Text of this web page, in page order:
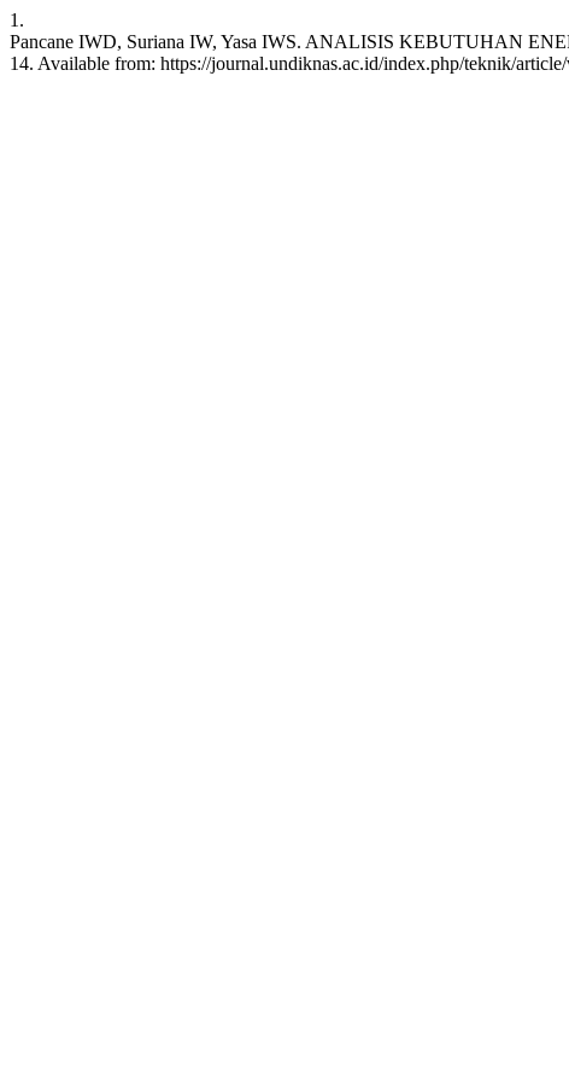
1.
Pancane IWD, Suriana IW, Yasa IWS. ANALISIS KEBUTUHAN
14. Available from: https://journal.undiknas.ac.id/index.php/teknik/